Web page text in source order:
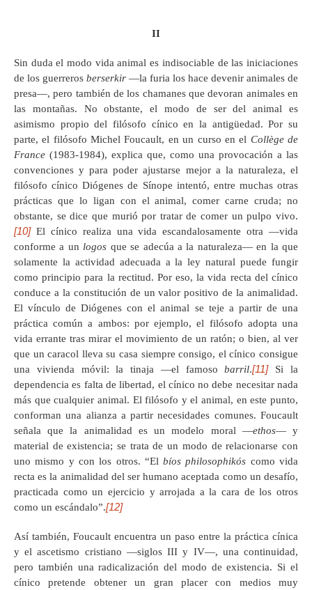
II
Sin duda el modo vida animal es indisociable de las iniciaciones
de los guerreros berserkir —la furia los hace devenir animales de
presa—, pero también de los chamanes que devoran animales en
las montañas. No obstante, el modo de ser del animal es
asimismo propio del filósofo cínico en la antigüedad. Por su
parte, el filósofo Michel Foucault, en un curso en el Collège de
France (1983-1984), explica que, como una provocación a las
convenciones y para poder ajustarse mejor a la naturaleza, el
filósofo cínico Diógenes de Sínope intentó, entre muchas otras
prácticas que lo ligan con el animal, comer carne cruda; no
obstante, se dice que murió por tratar de comer un pulpo vivo.
[10]El cínico realiza una vida escandalosamente otra —vida
conforme a un logos que se adecúa a la naturaleza— en la que
solamente la actividad adecuada a la ley natural puede fungir
como principio para la rectitud. Por eso, la vida recta del cínico
conduce a la constitución de un valor positivo de la animalidad.
El vínculo de Diógenes con el animal se teje a partir de una
práctica común a ambos: por ejemplo, el filósofo adopta una
vida errante tras mirar el movimiento de un ratón; o bien, al ver
que un caracol lleva su casa siempre consigo, el cínico consigue
una vivienda móvil: la tinaja —el famosobarril.[11]Si la
dependencia es falta de libertad, el cínico no debe necesitar nada
más que cualquier animal. El filósofo y el animal, en este punto,
conforman una alianza a partir necesidades comunes. Foucault
señala que la animalidad es un modelo moral —ethos— y
material de existencia; se trata de un modo de relacionarse con
uno mismo y con los otros. “Elbíos philosophikós como vida
recta es la animalidad del ser humano aceptada como un desafío,
practicada como un ejercicio y arrojada a la cara de los otros
como un escándalo”.[12]
Así también, Foucault encuentra un paso entre la práctica cínica
y el ascetismo cristiano —siglos III y IV—, una continuidad,
pero también una radicalización del modo de existencia. Si el
cínico pretende obtener un gran placer con medios muy